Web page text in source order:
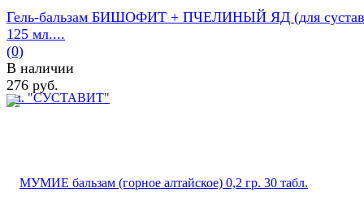
Гель-бальзам БИШОФИТ + ПЧЕЛИНЫЙ ЯД (для
125 мл....
(0)
В наличии
276 руб.